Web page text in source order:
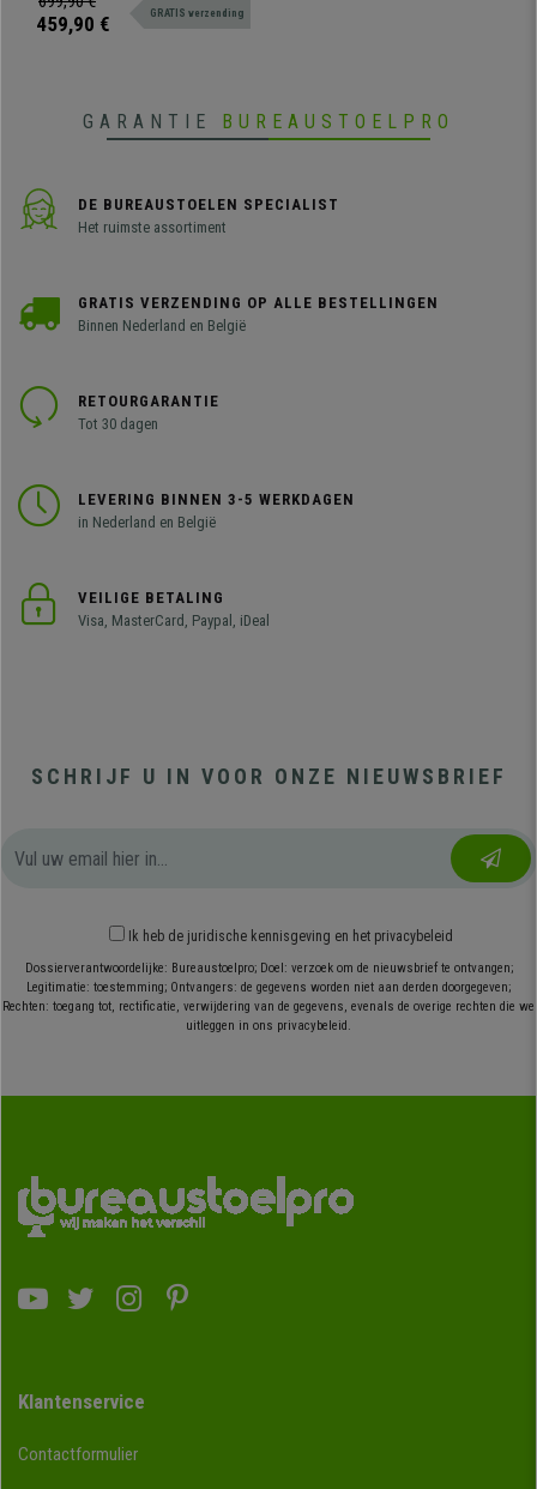
Verkrijgbaar in verschillende
459,90 € GRATIS verzending
GARANTIE BUREAUSTOELPRO
DE BUREAUSTOELEN SPECIALIST
Het ruimste assortiment
GRATIS VERZENDING OP ALLE BESTELLINGEN
Binnen Nederland en België
RETOURGARANTIE
Tot 30 dagen
LEVERING BINNEN 3-5 WERKDAGEN
in Nederland en België
VEILIGE BETALING
Visa, MasterCard, Paypal, iDeal
SCHRIJF U IN VOOR ONZE NIEUWSBRIEF
Ik heb de juridische kennisgeving en het privacybeleid
Dossierverantwoordelijke: Bureaustoelpro; Doel: verzoek om de nieuwsbrief te ontvangen;
Legitimatie: toestemming; Ontvangers: de gegevens worden niet aan derden doorgegeven;
Rechten: toegang tot, rectificatie, verwijdering van de gegevens, evenals de overige rechten die we
uitleggen in ons privacybeleid.
Klantenservice
Contactformulier